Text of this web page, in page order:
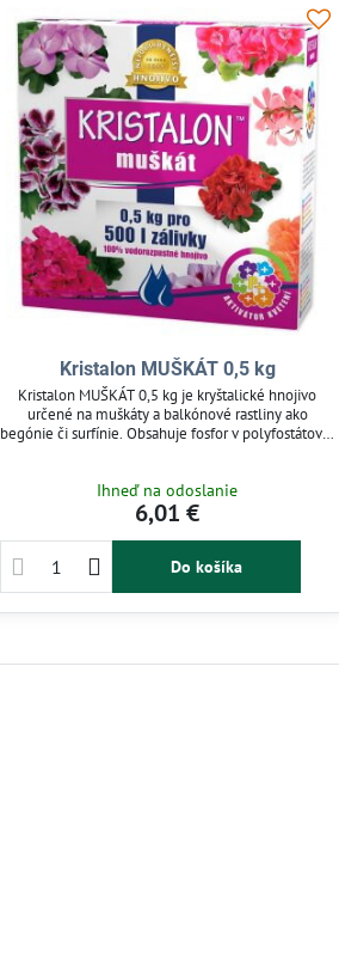
Kristalon MUŠKÁT 0,5 kg
Kristalon MUŠKÁT 0,5 kg je kryštalické hnojivo
určené na muškáty a balkónové rastliny ako
begónie či surfínie. Obsahuje fosfor v polyfostátovej
Zabraňuje žltnutiu listov a zlepšuje farebnosť
kvetov. Použitie raz týždenne zálievkou alebo
postrekom zabezpečí pravidelnú výživu.
Ihneď na odoslanie
6,01 €
Do košíka